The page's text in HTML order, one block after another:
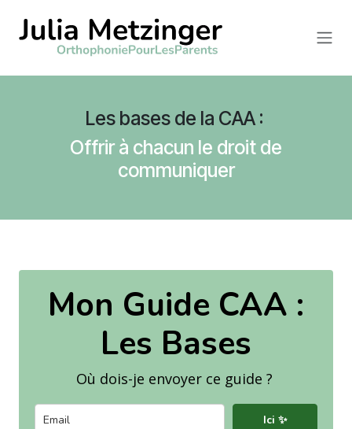
Les bases de la CAA :
Offrir à chacun le droit de
communiquer
Mon Guide CAA :
Les Bases
Où dois-je envoyer ce guide ?
Ici ✨